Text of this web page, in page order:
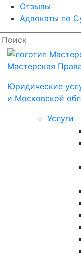
Отзывы
Адвокаты по
Мастерская
Юридические
и Московской
Услуги